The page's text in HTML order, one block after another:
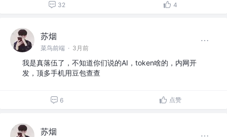
32 4
苏烟
菜鸟前端 · 3月前
我是真落伍了，不知道你们说的AI，token啥的，内网开
发，顶多手机用豆包查查
6 点赞
苏烟